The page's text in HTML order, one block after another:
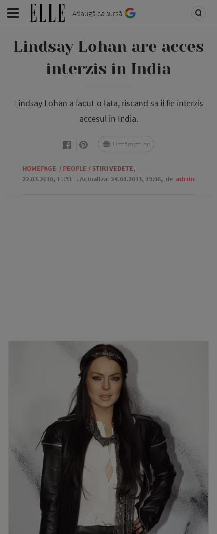
Adaugă ca sursă
Lindsay Lohan are acces
interzis in India
Lindsay Lohan a facut-o lata, riscand sa ii fie interzis
accesul in India.
HOMEPAGE / PEOPLE / STIRI VEDETE,
22.03.2010, 11:51 . Actualizat 24.04.2013, 19:06, de admin
Urmărește-ne